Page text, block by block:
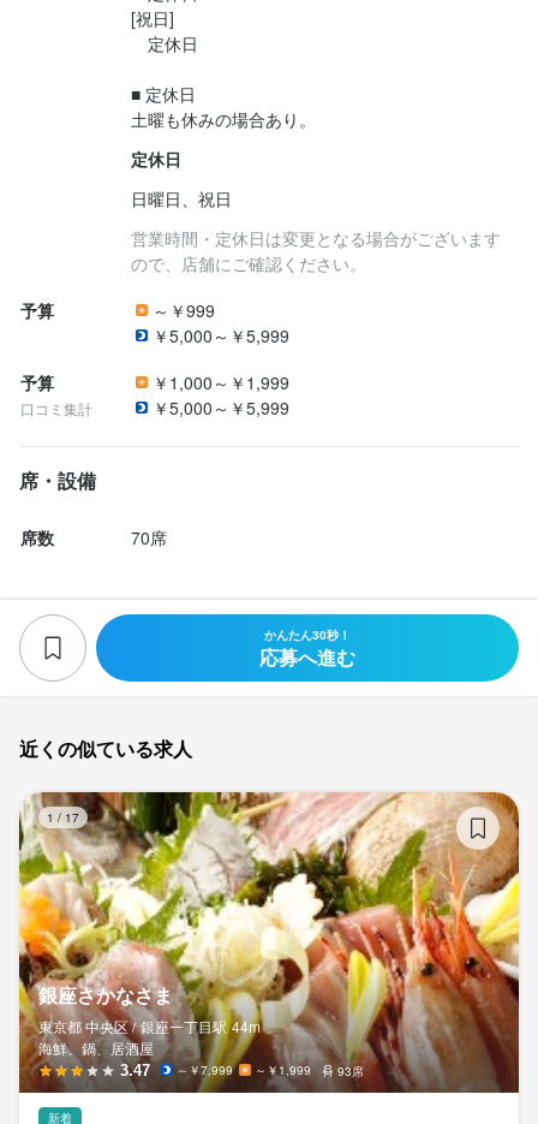
[祝日]
定休日
■ 定休日
土曜も休みの場合あり。
定休日
日曜日、祝日
営業時間・定休日は変更となる場合がございます
ので、店舗にご確認ください。
予算
～￥999
￥5,000～￥5,999
予算
口コミ集計
￥1,000～￥1,999
￥5,000～￥5,999
席・設備
席数 70席
かんたん30秒！
応募へ進む
近くの似ている求人
1 / 17
銀座さかなさま
東京都 中央区 / 銀座一丁目駅 44m
海鮮、鍋、居酒屋
3.47 ～￥7,999 ～￥1,999 93席
新着